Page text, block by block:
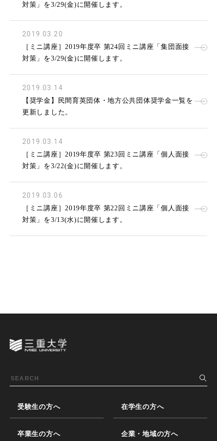
対策」を3/29(金)に開催します。
2019.03.20
［ミニ講座］2019年度卒 第24回ミニ講座「集団面接
対策」を3/29(金)に開催します。
2019.03.14
【奨学金】民間育英団体・地方公共団体奨学金一覧を
更新しました。
2019.03.14
［ミニ講座］2019年度卒 第23回ミニ講座「個人面接
対策」を3/22(金)に開催します。
2019.03.06
［ミニ講座］2019年度卒 第22回ミニ講座「個人面接
対策」を3/13(水)に開催します。
受験生の方へ 在学生の方へ
卒業生の方へ 企業・地域の方へ